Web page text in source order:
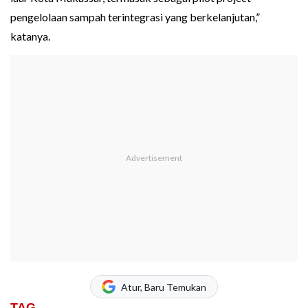
pengelolaan sampah terintegrasi yang berkelanjutan,”
katanya.
Atur, Baru Temukan